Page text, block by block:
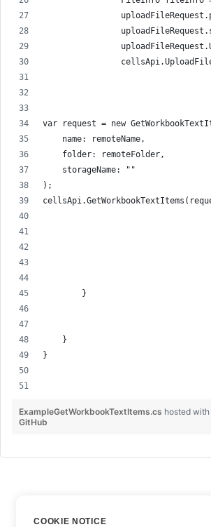
var request = new
    name: remoteName,
    folder: remoteFolder,
    storageName: ""
);
        }
    }
}
ExampleGetWorkbookTextItems.cs hosted
GitHub
COOKIE NOTICE